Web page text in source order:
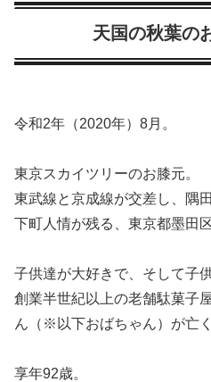
天国の秋葉の
令和2年（2020年）8月。
東京スカイツリーのお膝元。
東武線と京成線が交差し、隅
下町人情が残る、東京都墨田
子供達が大好きで、そして子
創業半世紀以上の老舗駄菓子
ん（※以下おばちゃん）が亡
享年92歳。